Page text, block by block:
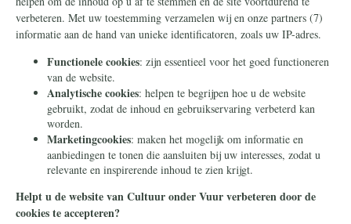
Nieuwsbrief
Eenmalig
Maandelijks
Periodiek
Nalaten
Zelf overschrijven
Contact
Ontvang onze Telegram-
berichten